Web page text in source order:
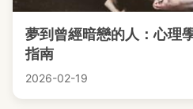
夢到曾經暗戀的人：心理
指南
2026-02-19